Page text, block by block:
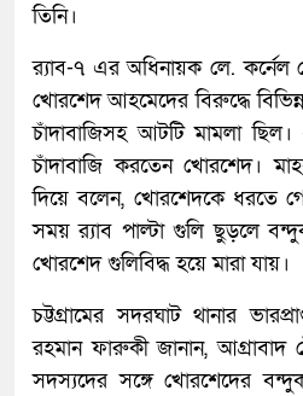
তিনি।
র‍্যাব-৭ এর অধিনায়ক লে.
খোরশেদ আহমেদের বিরুদ্ধে
চাঁদাবাজিসহ আটটি মামলা
চাঁদাবাজি করতেন খোরশেদ।
দিয়ে বলেন, খোরশেদকে ধরতে
সময় র‍্যাব পাল্টা গুলি ছুড়লে
খোরশেদ গুলিবিদ্ধ হয়ে মারা যায়।
চট্টগ্রামের সদরঘাট থানার
রহমান ফারুকী জানান, আগ্রাবাদ
সদস্যদের সঙ্গে খোরশেদের